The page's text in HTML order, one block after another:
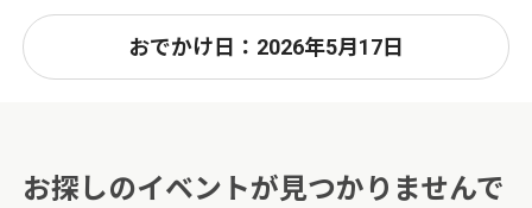
おでかけ日：2026年5月17日
お探しのイベントが見つかりませんで